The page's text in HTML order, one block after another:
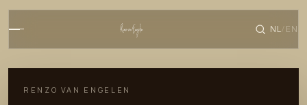
NL/ EN
RENZO VAN ENGELEN